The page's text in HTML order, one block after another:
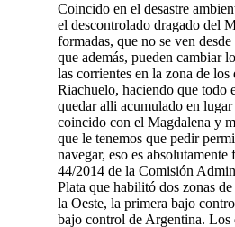
Coincido en el desastre
el descontrolado dragado del
formadas, que no se ven
que además, pueden cambiar
las corrientes en la zona de los
Riachuelo, haciendo que todo
quedar alli acumulado en
coincido con el Magdalena y
que le tenemos que pedir
navegar, eso es
44/2014 de la Comisión
Plata que habilitó dos zonas
la Oeste, la primera bajo
bajo control de Argentina. Los